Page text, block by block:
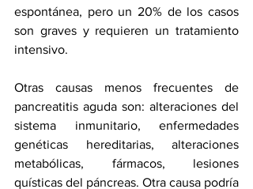
espontánea, pero un 20% de los casos
son graves y requieren un tratamiento
intensivo.
Otras causas menos frecuentes de
pancreatitis aguda son: alteraciones del
sistema inmunitario, enfermedades
genéticas hereditarias, alteraciones
metabólicas, fármacos, lesiones
quísticas del páncreas. Otra causa podría